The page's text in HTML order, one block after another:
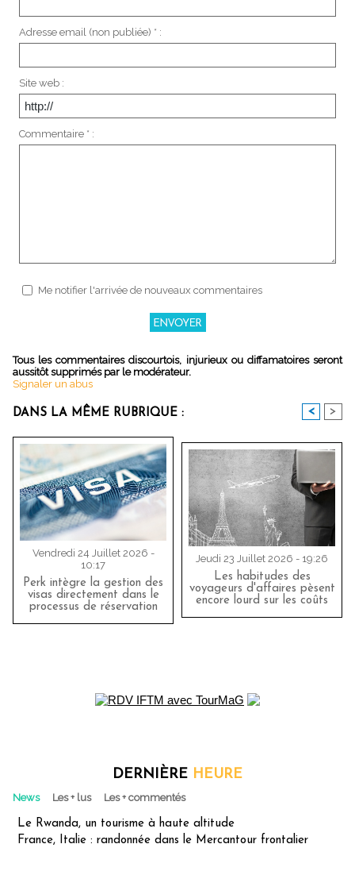
Adresse email (non publiée) * :
Site web :
Commentaire * :
Me notifier l'arrivée de nouveaux commentaires
Tous les commentaires discourtois, injurieux ou diffamatoires seront
aussitôt supprimés par le modérateur.
Signaler un abus
DANS LA MÊME RUBRIQUE : < >
Vendredi 24 Juillet 2026 -
10:17
Perk intègre la gestion des
visas directement dans le
processus de réservation
Jeudi 23 Juillet 2026 - 19:26
Les habitudes des
voyageurs d'affaires pèsent
encore lourd sur les coûts
DERNIÈRE HEURE
News Les + lus Les + commentés
Le Rwanda, un tourisme à haute altitude
France, Italie : randonnée dans le Mercantour frontalier